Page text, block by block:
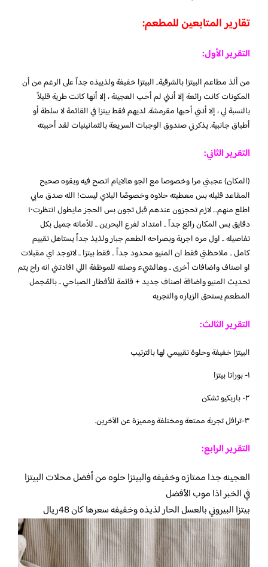
تقارير المتابعين للمطعم:
التقرير الأول:
من ألذ مطاعم البيتزا بالشرقية.. البيتزا خفيفة ولذييذه جداً على الرغم من أن
المكونات كانت رائعة إلا أنني لم أحب العجينة ، إلا أنها كانت طرية قليلاً
بالنسبة لي ، إلا أنني أحبها مقرمشة. لديهم فقط بيتزا في القائمة لا سلطة أو
أطباق جانبية. يذكرني صندوق الوجبات السريعة بالثمانينيات لقد أحببته
التقرير الثاني:
(المكان) عجبني مرا وخصوصا مع الجو هالايام انصح فيه وبقوه صحيح
المقاعد قليله بس معطيته حلاوه وخصوصًا البلاي ليست! الله صدق مابي
اطلع منهم… لازم تحجزون عندهم قبل تجون بس الحجز مايطول انتظرت١٠
دقايق بس المكان رائع جداً .. امتداد لفرع البحرين .. للأمانه جميل بكل
تفاصيله .. اول مره اجربة وبصراحه الطعم جبار ولذيذ جداً يستاهل تقييم
كامل .. ملاحظتي فقط ان المنيو محدود جداً .. فقط بيتزا .. لاتوجد اي مقبلات
او اصناف واضافات أخرى .. وهالشيء وصلته للموظفة اللي افادتني انه راح يتم
تحديث المنيو واضافة اصناف جديد + قائمة للأفطار الصباحي .. بالمُجمل
المطعم يستحق الزياره والتجربه
التقرير الثالث:
البيتزا خفيفة وحلوة تقييمي لها بالترتيب
١- بوراتا بيتزا
٢- باربكيو تشكن
٣-ترافل تجربة ممتعة ومختلفة ومميزة عن الآخرين.
التقرير الرابع:
العجينه جدا ممتازه وخفيفه والبيتزا حلوه من أفضل محلات البيتزا
في الخبر اذا موب الأفضل
بيتزا البيروني بالعسل الحار لذيذه وخفيفه سعرها كان 48ريال